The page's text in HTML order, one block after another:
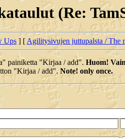
(Re:
Ups ] [Agilitysivujen juttupalsta / The
painiketta "Kirjaa / add". Huom!
"Kirjaa / add". Note! only once.